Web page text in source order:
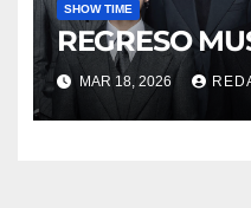
SHOW TIME
REGRESO
MAR 18, 2026